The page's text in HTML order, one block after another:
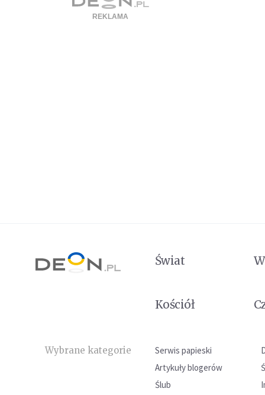
Świat
Kościół
Wybrane kategorie Serwis papieski
Artykuły blogerów
Ślub